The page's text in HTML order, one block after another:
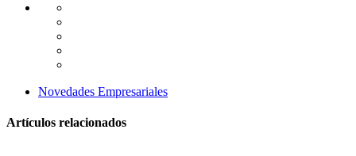
Novedades Empresariales
Artículos relacionados